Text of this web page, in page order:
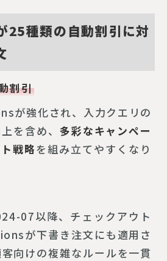
25種類の自動割引に対
割引
が強化され、入力クエリの
を含め、 多彩なキャンペー
戦略を組み立てやすくなり
07以降、チェックアウト
が下書き注文にも適用さ
向けの複雑なルールを一貫